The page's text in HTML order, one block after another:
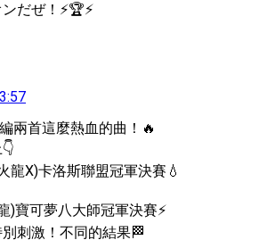
だぜ！⚡️🏆⚡️
兩首這麼熱血的曲！🔥
龍X)卡洛斯聯盟冠軍決賽💧
)寶可夢八大師冠軍決賽⚡️
刺激！不同的結果🏁